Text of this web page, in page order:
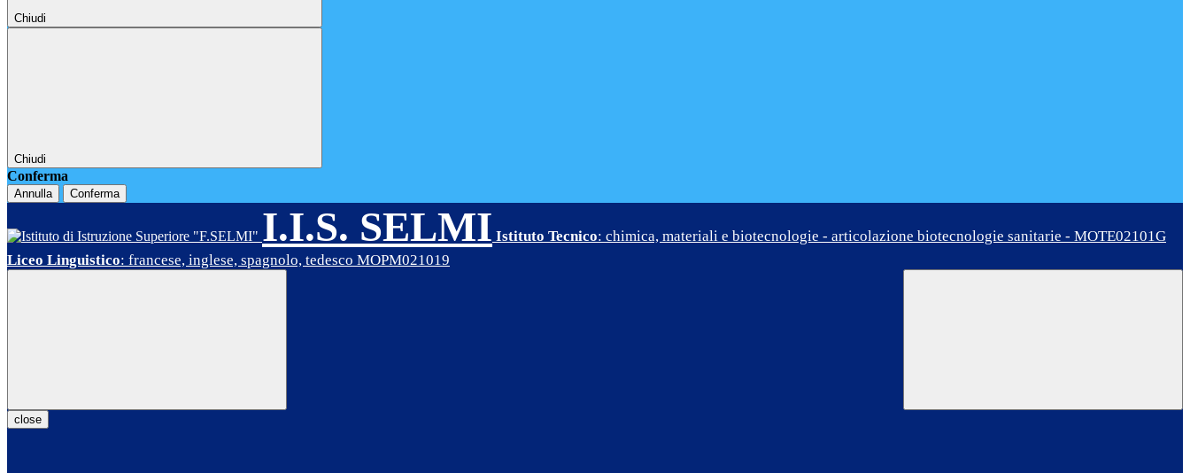
Chiudi
Chiudi
Conferma
Annulla Conferma
I.I.S. SELMI Istituto Tecnico: chimica, materiali e biotecnologie - articolazione biotecnologie sanitarie - MOTE02101G
Liceo Linguistico: francese, inglese, spagnolo, tedesco MOPM021019
close